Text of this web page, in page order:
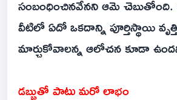
సంబంధించినవేనని ఆమె చెబుతోంది.
వీటిలో ఏదో ఒకదాన్ని పూర్తిస్థాయి
మార్చుకోవాలన్న ఆలోచన కూడా
డబ్బుతో పాటు మరో లాభం